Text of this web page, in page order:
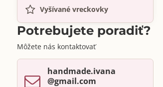
Vyšívané vreckovky
Potrebujete poradiť?
Môžete nás kontaktovať
handmade​.ivana ​
@gmail​.com